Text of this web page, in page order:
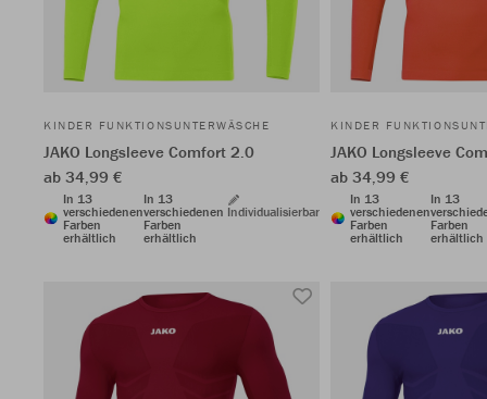
KINDER FUNKTIONSUNTERWÄSCHE
JAKO Longsleeve Comfort 2.0
ab 34,99 €
In 13
verschiedenen
Farben
erhältlich
In 13
verschiedenen
Farben
erhältlich
Individualisierbar
KINDER
JAKO Longsleeve
ab 34,99 €
In 13
verschiedenen
Farben
erhältlich
In 13
Farben
erhältlich